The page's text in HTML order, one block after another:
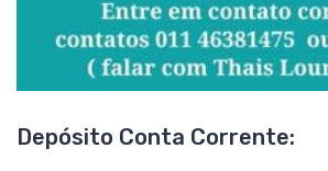
Depósito Conta Corrente: